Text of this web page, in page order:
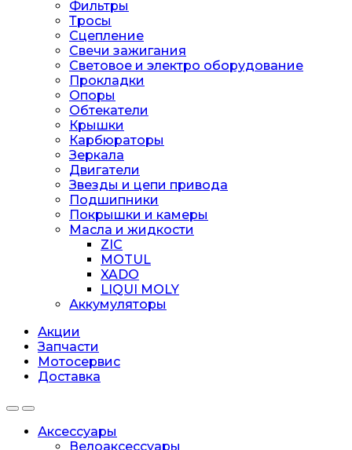
Фильтры
Тросы
Сцепление
Свечи зажигания
Световое и электро оборудование
Прокладки
Опоры
Обтекатели
Крышки
Карбюраторы
Зеркала
Двигатели
Звезды и цепи привода
Подшипники
Покрышки и камеры
Масла и жидкости
ZIC
MOTUL
XADO
LIQUI MOLY
Аккумуляторы
Акции
Запчасти
Мотосервис
Доставка
Аксессуары
Велоаксессуары